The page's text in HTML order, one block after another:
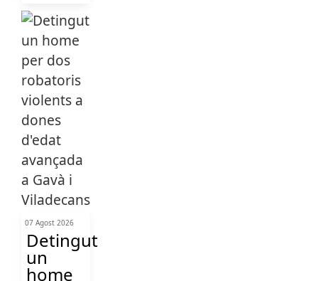
07 Agost 2026
Detingut
un
home